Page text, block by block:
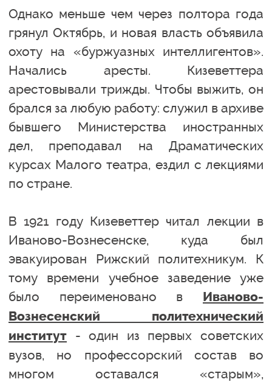
Однако меньше чем через полтора года
грянул Октябрь, и новая власть объявила
охоту на «буржуазных интеллигентов».
Начались аресты. Кизеветтера
арестовывали трижды. Чтобы выжить, он
брался за любую работу: служил в архиве
бывшего Министерства иностранных
дел, преподавал на Драматических
курсах Малого театра, ездил с лекциями
по стране.
В 1921 году Кизеветтер читал лекции в
Иваново-Вознесенске, куда был
эвакуирован Рижский политехникум. К
тому времени учебное заведение уже
было переименовано в Иваново-
Вознесенский политехнический
институт - один из первых советских
вузов, но профессорский состав во
многом оставался «старым»,